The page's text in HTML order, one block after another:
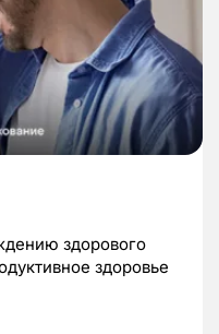
здорового
здоровье